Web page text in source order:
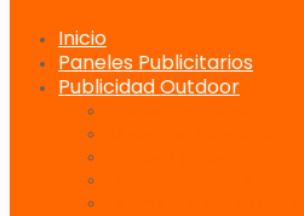
Inicio
Paneles Publicitarios
Publicidad Outdoor